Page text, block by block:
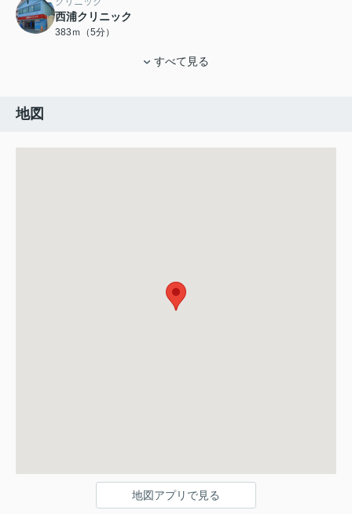
西浦クリニック
383ｍ（5分）
すべて見る
地図
地図アプリで見る